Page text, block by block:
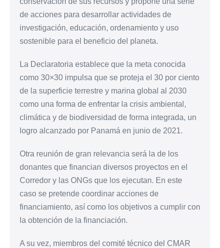
de acciones para desarrollar actividades de
investigación, educación, ordenamiento y uso
sostenible para el beneficio del planeta.
La Declaratoria establece que la meta conocida
como 30×30 impulsa que se proteja el 30 por ciento
de la superficie terrestre y marina global al 2030
como una forma de enfrentar la crisis ambiental,
climática y de biodiversidad de forma integrada, un
logro alcanzado por Panamá en junio de 2021.
Otra reunión de gran relevancia será la de los
donantes que financian diversos proyectos en el
Corredor y las ONGs que los ejecutan. En este
caso se pretende coordinar acciones de
financiamiento, así como los objetivos a cumplir con
la obtención de la financiación.
A su vez, miembros del comité técnico del CMAR